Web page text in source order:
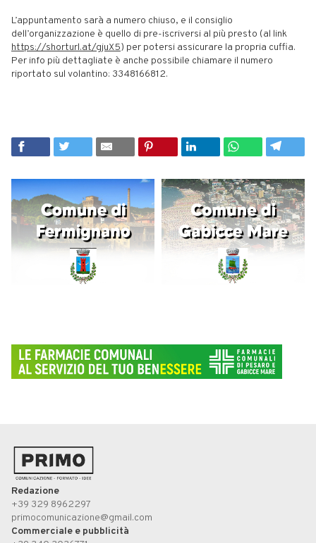
L’appuntamento sarà a numero chiuso, e il consiglio
dell’organizzazione è quello di pre-iscriversi al più presto (al link
https://shorturl.at/gjuX5) per potersi assicurare la propria cuffia.
Per info più dettagliate è anche possibile chiamare il numero
riportato sul volantino: 3348166812.
Redazione
+39 329 8962297
primocomunicazione@gmail.com
Commerciale e pubblicità